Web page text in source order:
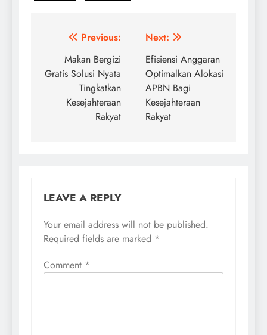
Post
navigation
Previous:
Makan Bergizi
Gratis Solusi Nyata
Tingkatkan
Kesejahteraan
Rakyat
Next:
Efisiensi Anggaran
Optimalkan Alokasi
APBN Bagi
Kesejahteraan
Rakyat
LEAVE A REPLY
Your email address will not be published.
Required fields are marked *
Comment *